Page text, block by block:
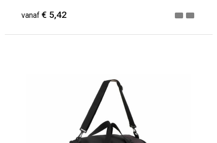
vanaf € 5,42